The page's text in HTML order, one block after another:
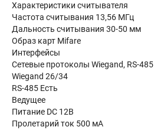
Характеристики считывателя
Частота считывания 13,56 МГц
Дальность считывания 30-50 мм
Образ карт Mifare
Интерфейсы
Сетевые протоколы Wiegand, RS-485
Wiegand 26/34
RS-485 Есть
Ведущее
Питание DC 12В
Пролетарий ток 500 мА